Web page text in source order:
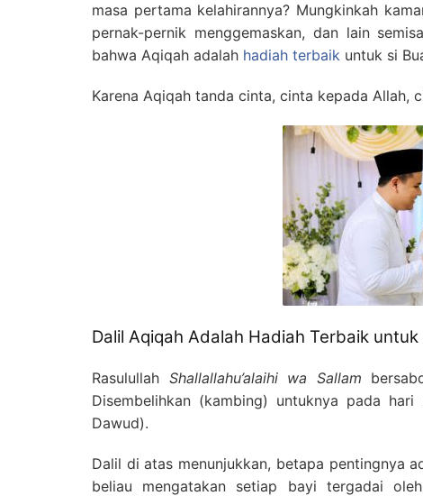
masa pertama kelahirannya? Mungkinkah
pernak-pernik menggemaskan, dan lain
bahwa Aqiqah adalah hadiah terbaik untuk si
Karena Aqiqah tanda cinta, cinta kepada Allah,
Dalil Aqiqah Adalah Hadiah Terbaik
Rasulullah Shallallahu’alaihi wa Sallam
Disembelihkan (kambing) untuknya pada
Dawud).
Dalil di atas menunjukkan, betapa pentingnya
beliau mengatakan setiap bayi tergadai